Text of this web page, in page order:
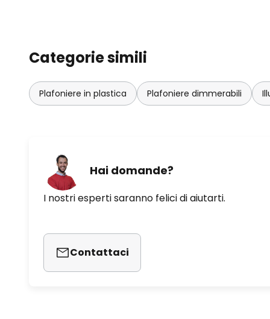
Categorie simili
Plafoniere in plastica Plafoniere dimmerabili
Hai domande?
I nostri esperti saranno felici di aiutarti.
Contattaci